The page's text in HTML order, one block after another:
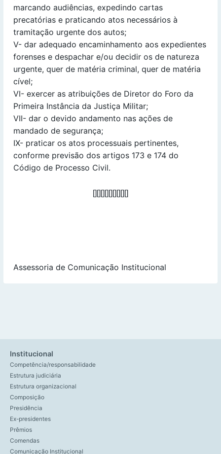
marcando audiências, expedindo cartas
precatórias e praticando atos necessários à
tramitação urgente dos autos;
V- dar adequado encaminhamento aos expedientes
forenses e despachar e/ou decidir os de natureza
urgente, quer de matéria criminal, quer de matéria
cível;
VI- exercer as atribuições de Diretor do Foro da
Primeira Instância da Justiça Militar;
VII- dar o devido andamento nas ações de
mandado de segurança;
IX- praticar os atos processuais pertinentes,
conforme previsão dos artigos 173 e 174 do
Código de Processo Civil.
[][][][][][][][][]
Assessoria de Comunicação Institucional
Institucional
Competência/responsabilidade
Estrutura judiciária
Estrutura organizacional
Composição
Presidência
Ex-presidentes
Prêmios
Comendas
Comunicação Institucional